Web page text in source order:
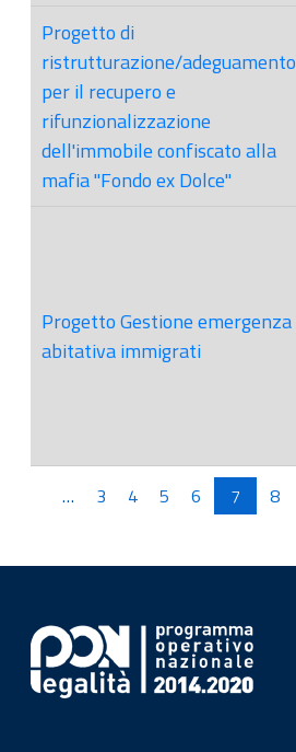
Progetto di
ristrutturazione/adeguamento
per il recupero e
rifunzionalizzazione
dell'immobile confiscato alla
mafia "Fondo ex Dolce"
Progetto Gestione emergenza
abitativa immigrati
… 3 4 5 6 7 8